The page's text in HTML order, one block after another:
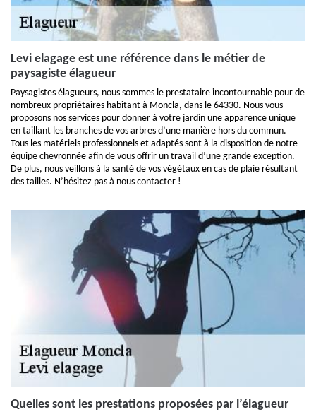
Levi elagage est une référence dans le métier de
paysagiste élagueur
Paysagistes élagueurs, nous sommes le prestataire incontournable pour de
nombreux propriétaires habitant à Moncla, dans le 64330. Nous vous
proposons nos services pour donner à votre jardin une apparence unique
en taillant les branches de vos arbres d’une manière hors du commun.
Tous les matériels professionnels et adaptés sont à la disposition de notre
équipe chevronnée afin de vous offrir un travail d’une grande exception.
De plus, nous veillons à la santé de vos végétaux en cas de plaie résultant
des tailles. N’hésitez pas à nous contacter !
Quelles sont les prestations proposées par l’élagueur